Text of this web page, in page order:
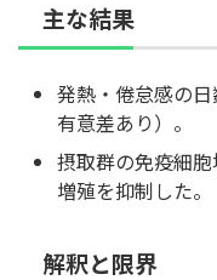
主な結果
発熱・倦怠感の
有意差あり）。
摂取群の免疫細
増殖を抑制した。
解釈と限界